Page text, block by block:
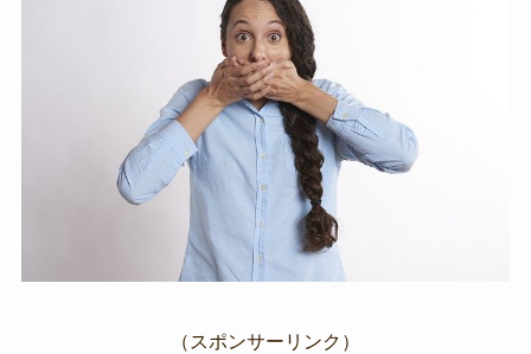
（スポンサーリンク）